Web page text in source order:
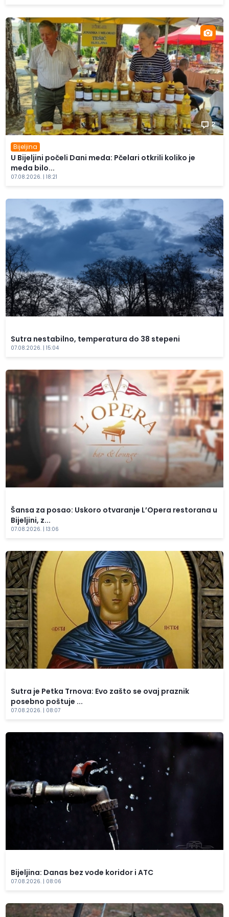
2
Bijeljina
U Bijeljini počeli Dani meda: Pčelari otkrili koliko je
meda bilo...
07.08.2026. | 18:21
Sutra nestabilno, temperatura do 38 stepeni
07.08.2026. | 15:04
Šansa za posao: Uskoro otvaranje L’Opera restorana u
Bijeljini, z...
07.08.2026. | 13:06
Sutra je Petka Trnova: Evo zašto se ovaj praznik
posebno poštuje ...
07.08.2026. | 08:07
Bijeljina: Danas bez vode koridor i ATC
07.08.2026. | 08:06